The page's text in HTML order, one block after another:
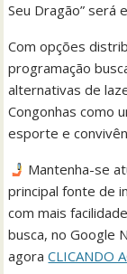
Seu Dragão” será
Com opções
programação
alternativas de
Congonhas como
esporte e
Mantenha-se
principal fonte de
com mais
busca, no Google
agoraCLICANDO